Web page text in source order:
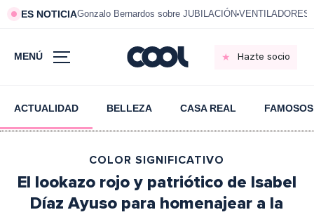
ES NOTICIAGonzalo Bernardos sobre JUBILACIÓN VENTILADORES
MENÚ Hazte socio
ACTUALIDAD BELLEZA CASA REAL FAMOSOS
COLOR SIGNIFICATIVO
El lookazo rojo y patriótico de Isabel
Díaz Ayuso para homenajear a la